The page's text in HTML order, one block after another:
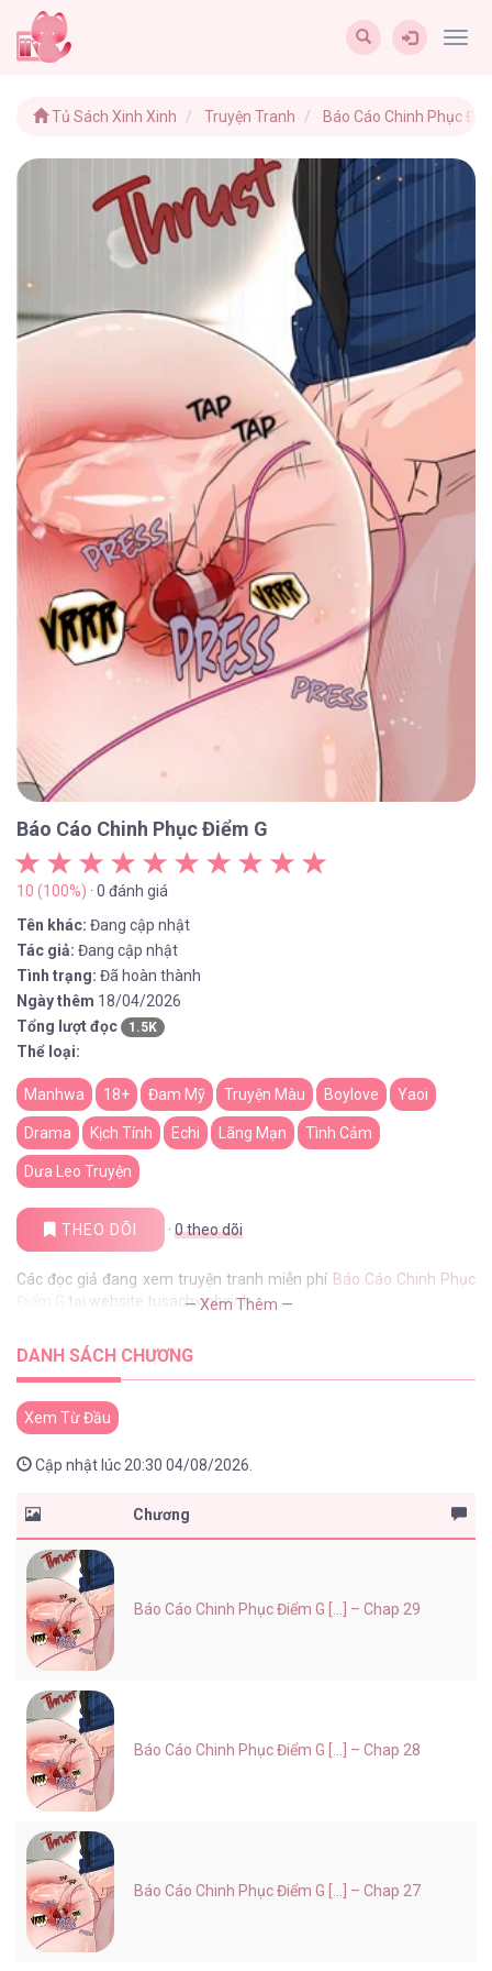
Tủ Sách Xinh Xinh Truyện Tranh Báo Cáo Chinh Phục
Báo Cáo Chinh Phục Điểm G
10 (100%) · 0 đánh giá
Tên khác: Đang cập nhật
Tác giả: Đang cập nhật
Tình trạng: Đã hoàn thành
Ngày thêm 18/04/2026
Tổng lượt đọc
1.5K
Thể loại:
Manhwa 18+ Đam Mỹ Truyện Màu Boylove Yaoi
Drama Kịch Tính Echi Lãng Mạn Tình Cảm
Dưa Leo Truyện
THEO DÕI · 0theo dõi
Các đọc giả đang xem truyện tranh miễn phí Báo Cáo Chinh Phục
Điểm G tại website tusachxinhxinh
— Xem Thêm —
DANH SÁCH CHƯƠNG
Xem Từ Đầu
Cập nhật lúc 20:30 04/08/2026.
Chương
Báo Cáo Chinh Phục Điểm G [...] – Chap 29
Báo Cáo Chinh Phục Điểm G [...] – Chap 28
Báo Cáo Chinh Phục Điểm G [...] – Chap 27